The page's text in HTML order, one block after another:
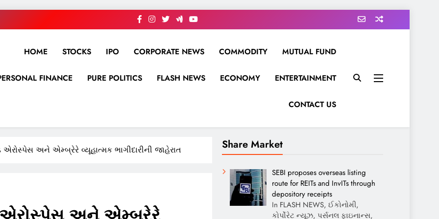
HOME STOCKS IPO CORPORATE NEWS COMMODITY MUTUAL FUND
FINANCE PURE POLITICS FLASH NEWS ECONOMY ENTERTAINMENT
CONTACT US
અને એમ્બ્રેરે વ્યૂહાત્મક ભાગીદારીની જાહેરાત Share Market
SEBI proposes overseas listing
route for REITs and InvITs through
depository receipts
In FLASH NEWS, ઈકોનોમી,
કોર્પોરેટ ન્યૂઝ, પર્સનલ ફાઇનાન્સ,